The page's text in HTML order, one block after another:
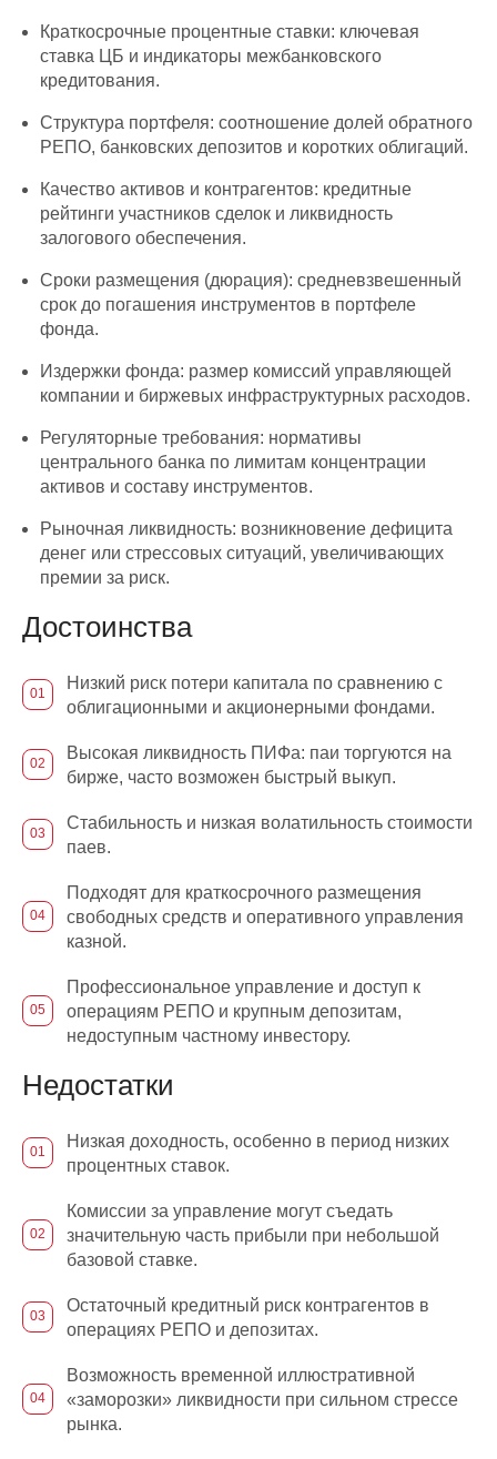
Краткосрочные процентные ставки: ключевая
ставка ЦБ и индикаторы межбанковского
кредитования.
Структура портфеля: соотношение долей обратного
РЕПО, банковских депозитов и коротких облигаций.
Качество активов и контрагентов: кредитные
рейтинги участников сделок и ликвидность
залогового обеспечения.
Сроки размещения (дюрация): средневзвешенный
срок до погашения инструментов в портфеле
фонда.
Издержки фонда: размер комиссий управляющей
компании и биржевых инфраструктурных расходов.
Регуляторные требования: нормативы
центрального банка по лимитам концентрации
активов и составу инструментов.
Рыночная ликвидность: возникновение дефицита
денег или стрессовых ситуаций, увеличивающих
премии за риск.
Достоинства
Низкий риск потери капитала по сравнению с
облигационными и акционерными фондами.
Высокая ликвидность ПИФа: паи торгуются на
бирже, часто возможен быстрый выкуп.
Стабильность и низкая волатильность стоимости
паев.
Подходят для краткосрочного размещения
свободных средств и оперативного управления
казной.
Профессиональное управление и доступ к
операциям РЕПО и крупным депозитам,
недоступным частному инвестору.
Недостатки
Низкая доходность, особенно в период низких
процентных ставок.
Комиссии за управление могут съедать
значительную часть прибыли при небольшой
базовой ставке.
Остаточный кредитный риск контрагентов в
операциях РЕПО и депозитах.
Возможность временной иллюстративной
«заморозки» ликвидности при сильном стрессe
рынка.